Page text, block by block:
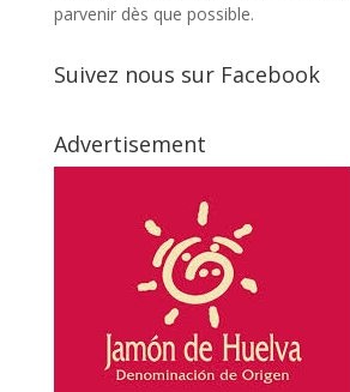
parvenir dès que possible.
Suivez nous sur Facebook
Advertisement